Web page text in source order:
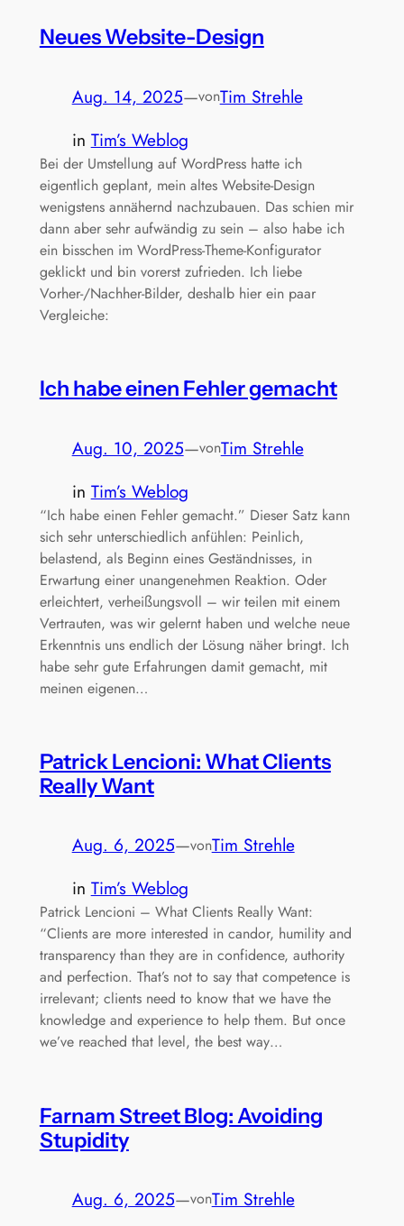
Neues Website-Design
Aug. 14, 2025—vonTim Strehle
in Tim’s Weblog
Bei der Umstellung auf WordPress hatte ich
eigentlich geplant, mein altes Website-Design
wenigstens annähernd nachzubauen. Das schien mir
dann aber sehr aufwändig zu sein – also habe ich
ein bisschen im WordPress-Theme-Konfigurator
geklickt und bin vorerst zufrieden. Ich liebe
Vorher-/Nachher-Bilder, deshalb hier ein paar
Vergleiche:
Ich habe einen Fehler gemacht
Aug. 10, 2025—vonTim Strehle
in Tim’s Weblog
“Ich habe einen Fehler gemacht.” Dieser Satz kann
sich sehr unterschiedlich anfühlen: Peinlich,
belastend, als Beginn eines Geständnisses, in
Erwartung einer unangenehmen Reaktion. Oder
erleichtert, verheißungsvoll – wir teilen mit einem
Vertrauten, was wir gelernt haben und welche neue
Erkenntnis uns endlich der Lösung näher bringt. Ich
habe sehr gute Erfahrungen damit gemacht, mit
meinen eigenen…
Patrick Lencioni: What Clients
Really Want
Aug. 6, 2025—vonTim Strehle
in Tim’s Weblog
Patrick Lencioni – What Clients Really Want:
“Clients are more interested in candor, humility and
transparency than they are in confidence, authority
and perfection. That’s not to say that competence is
irrelevant; clients need to know that we have the
knowledge and experience to help them. But once
we’ve reached that level, the best way…
Farnam Street Blog: Avoiding
Stupidity
Aug. 6, 2025—vonTim Strehle